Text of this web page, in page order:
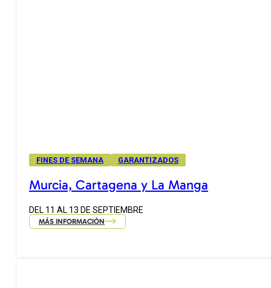
FINES DE SEMANA GARANTIZADOS
Murcia, Cartagena y La Manga
DEL 11 AL 13 DE SEPTIEMBRE
MÁS INFORMACIÓN